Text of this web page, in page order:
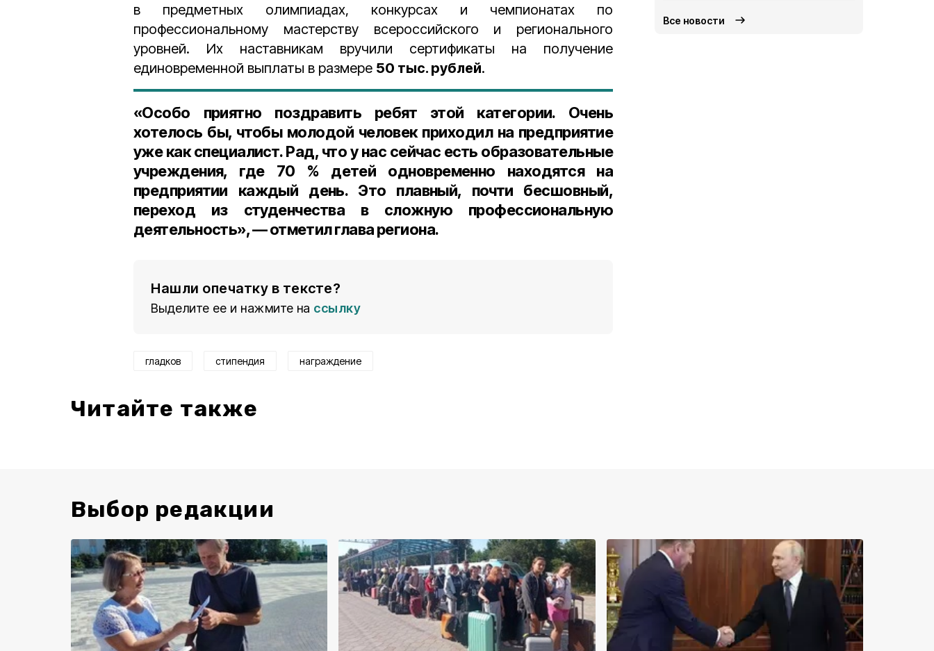
в предметных олимпиадах, конкурсах и чемпионатах по
профессиональному мастерству всероссийского и регионального
уровней. Их наставникам вручили сертификаты на получение
единовременной выплаты в размере 50 тыс. рублей.
«Особо приятно поздравить ребят этой категории. Очень
хотелось бы, чтобы молодой человек приходил на предприятие
уже как специалист. Рад, что у нас сейчас есть образовательные
учреждения, где 70 % детей одновременно находятся на
предприятии каждый день. Это плавный, почти бесшовный,
переход из студенчества в сложную профессиональную
деятельность», — отметил глава региона.
Нашли опечатку в тексте?
Выделите ее и нажмите на ссылку
гладков стипендия награждение
Читайте также
Все новости
Выбор редакции